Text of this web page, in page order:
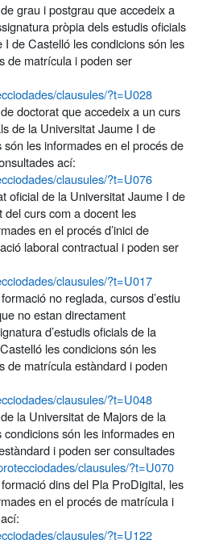
grau i postgrau que accedeix a
pròpia dels estudis oficials
de Castelló les condicions són les
de matrícula i poden ser
clausules/?t=U028
doctorat que accedeix a un curs
de la Universitat Jaume I de
les informades en el procés de
ací:
clausules/?t=U076
oficial de la Universitat Jaume I de
curs com a docent les
en el procés d’inici de
laboral contractual i poden ser
clausules/?t=U017
no reglada, cursos d’estiu
no estan directament
d’estudis oficials de la
les condicions són les
de matrícula estàndard i poden
clausules/?t=U048
la Universitat de Majors de la
són les informades en
i poden ser consultades
clausules/?t=U070
dins del Pla ProDigital, les
en el procés de matrícula i
clausules/?t=U122